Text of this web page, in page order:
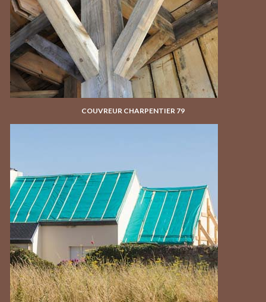
COUVREUR CHARPENTIER 79